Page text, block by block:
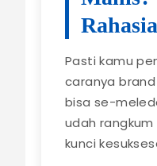
Pasti kamu
caranya
bisa se-
udah
kunci